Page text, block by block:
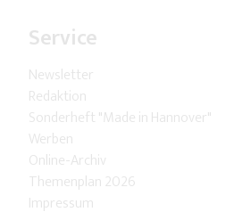
Service
Newsletter
Redaktion
Sonderheft "Made in Hannover"
Werben
Online-Archiv
Themenplan 2026
Impressum